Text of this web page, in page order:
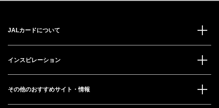
JALカードについて
インスピレーション
その他のおすすめサイト・情報